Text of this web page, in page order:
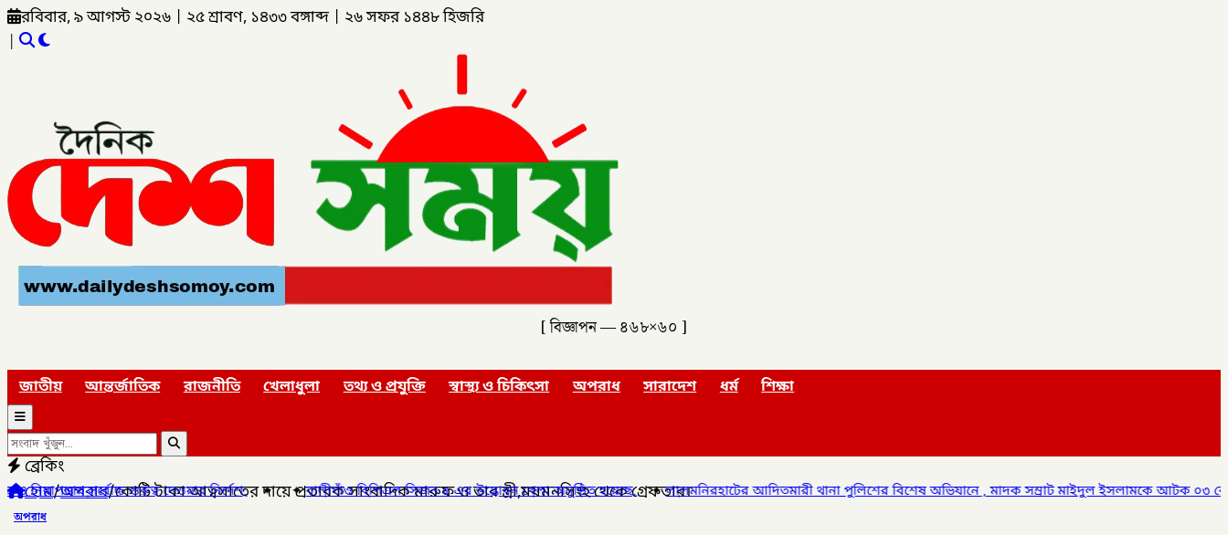
রবিবার, ৯ আগস্ট ২০২৬ ২৫ শ্রাবণ, ১৪৩৩ বঙ্গাব্দ ২৬ সফর ১৪৪৮ হিজরি
|
[ বিজ্ঞাপন — ৪৬৮×৬০ ]
জাতীয় আন্তর্জাতিক রাজনীতি খেলাধুলা তথ্য ও প্রযুক্তি স্বাস্থ্য ও চিকিৎসা অপরাধ সারাদেশ ধর্ম শিক্ষা
ব্রেকিং
নির্দেশ,✦✦বালীগাঁও বিপিএল সিজন ৫ এর উদ্ভোধন খেলা অনুষ্ঠিত হয়েছে,✦লালমনিরহাটের আদিতমারী থানা পুলিশের বিশেষ অভিযানে , মাদক সম্রাট মাইদুল ইসলামকে আটক ০৩ বোতল স্কাফ সিরাপ উদ্ধার,✦
হোম/অপরাধ/কোটি টাকা আত্বসাতের দায়ে প্রতারক সাংবাদিক মারুফ ও তার স্ত্রী,ময়মনসিংহ থেকে গ্রেফতার।
অপরাধ